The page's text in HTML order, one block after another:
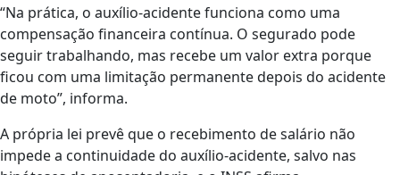
“Na prática, o auxílio-acidente funciona como uma
compensação financeira contínua. O segurado pode
seguir trabalhando, mas recebe um valor extra porque
ficou com uma limitação permanente depois do acidente
de moto”, informa.
A própria lei prevê que o recebimento de salário não
impede a continuidade do auxílio-acidente, salvo nas